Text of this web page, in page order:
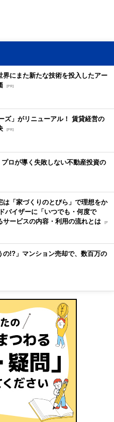
界にまた新たな技術を投入したアー
[PR]
ズ」がリニューアル！ 賃貸経営の
[PR]
ロが導く失敗しない不動産投資の
は「家づくりのとびら」で理想をか
バイザーに「いつでも・何度で
サービスの内容・利用の流れとは [P
の!?」マンション売却で、数百万の